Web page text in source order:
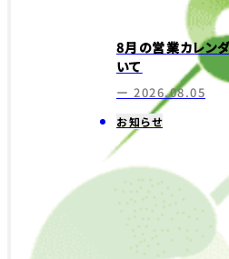
8月の営業カレン
いて
ー 2026.08.05
お知らせ